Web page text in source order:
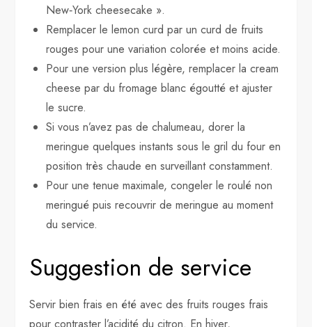
New‑York cheesecake ».
Remplacer le lemon curd par un curd de fruits
rouges pour une variation colorée et moins acide.
Pour une version plus légère, remplacer la cream
cheese par du fromage blanc égoutté et ajuster
le sucre.
Si vous n’avez pas de chalumeau, dorer la
meringue quelques instants sous le gril du four en
position très chaude en surveillant constamment.
Pour une tenue maximale, congeler le roulé non
meringué puis recouvrir de meringue au moment
du service.
Suggestion de service
Servir bien frais en été avec des fruits rouges frais